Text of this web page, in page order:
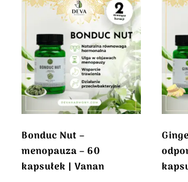
Bonduc Nut –
menopauza – 60
kapsułek | Vanan